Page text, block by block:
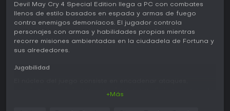
Devil May Cry 4 Special Edition llega a PC con combates
llenos de estilo basados en espada y armas de fuego
contra enemigos demoníacos. El jugador controla
personajes con armas y habilidades propias mientras
recorre misiones ambientadas en la ciudadela de Fortuna y
sus alrededores.
Jugabilidad
+Más